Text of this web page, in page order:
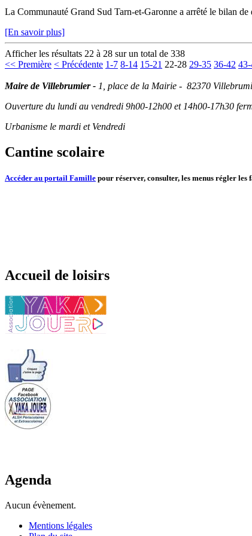
La Communauté Grand Sud Tarn-et-Garonne a arrêté le bilan
[En savoir plus]
Afficher les résultats 22 à 28 sur un total de 338
<< Première < Précédente 1-7 8-14 15-21 22-28 29-35 36-42
Maire de Villebrumier - 1, place de la Mairie - 82370
Ouverture du lundi au vendredi 9h00-12h00 et 14h00-17h30
Urbanisme le mardi et Vendredi
Cantine scolaire
Accéder au portail Famille pour réserver, consulter, les menus régler les
Accueil de loisirs
Agenda
Aucun évènement.
Mentions légales